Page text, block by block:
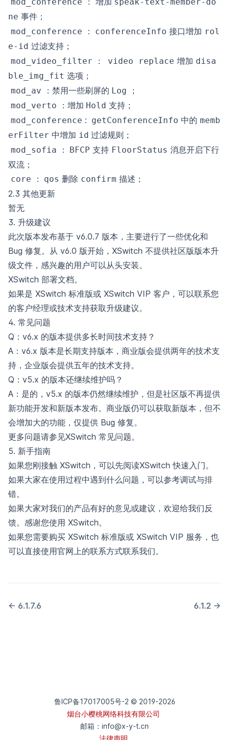
ne 事件；
mod_conference ： conferenceInfo 接口增加 rol
e-id 过滤支持；
mod_video_filter ： video replace 增加 disa
ble_img_fit 选项；
mod_av ：禁用一些刷屏的 Log ；
mod_verto ：增加 Hold 支持；
mod_conference : getConferenceInfo 中的 memb
erFilter 中增加 id 过滤规则；
mod_sofia ： BFCP 支持 FloorStatus 消息开启下行
双流；
core ： qos 删除 confirm 描述；
2.3 其他更新
暂无
3. 升级建议
此次版本发布基于 v6.0.7 版本，主要进行了一些优化和
Bug 修复。从 v6.0 版开始，XSwitch 不提供社区版版本升
级文件，感兴趣的用户可以从头安装。
XSwitch 部署文档。
如果是 XSwitch 标准版或 XSwitch VIP 客户，可以联系您
的客户经理或技术支持获取升级建议。
4. 常见问题
Q：v6.x 的版本提供多长时间技术支持？
A：v6.x 版本是长期支持版本，商业版会提供两年的技术支
持，企业版会提供五年的技术支持。
Q：v5.x 的版本还继续维护吗？
A：是的，v5.x 的版本仍然继续维护，但是社区版不再提供
新功能开发和新版本发布。商业版仍可以获取新版本，但不
会增加大的功能，仅提供 Bug 修复。
更多问题请参见XSwitch 常见问题。
5. 新手指南
如果您刚接触 XSwitch，可以先阅读XSwitch 快速入门。
如果大家在使用过程中遇到什么问题，可以参考调试与排
错。
如果大家对我们的产品有好的意见或建议，欢迎给我们反
馈。感谢您使用 XSwitch。
如果您需要购买 XSwitch 标准版或 XSwitch VIP 服务，也
可以直接使用官网上的联系方式联系我们。
← 6.1.7.6 6.1.2 →
鲁ICP备17017005号-2 © 2019-2026
烟台小樱桃网络科技有限公司
邮箱： info@x-y-t.cn
法律声明